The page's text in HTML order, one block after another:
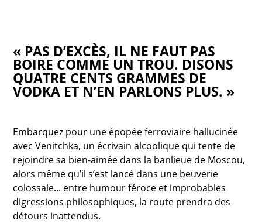
« PAS D’EXCÈS, IL NE FAUT PAS
BOIRE COMME UN TROU. DISONS
QUATRE CENTS GRAMMES DE
VODKA ET N’EN PARLONS PLUS. »
Embarquez pour une épopée ferroviaire hallucinée
avec Venitchka, un écrivain alcoolique qui tente de
rejoindre sa bien-aimée dans la banlieue de Moscou,
alors même qu’il s’est lancé dans une beuverie
colossale... entre humour féroce et improbables
digressions philosophiques, la route prendra des
détours inattendus.